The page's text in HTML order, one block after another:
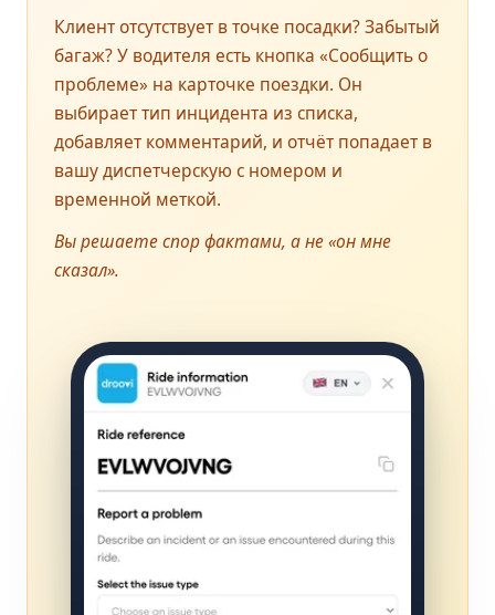
Клиент отсутствует в точке посадки? Забытый
багаж? У водителя есть кнопка «Сообщить о
проблеме» на карточке поездки. Он
выбирает тип инцидента из списка,
добавляет комментарий, и отчёт попадает в
вашу диспетчерскую с номером и
временной меткой.
Вы решаете спор фактами, а не «он мне
сказал».